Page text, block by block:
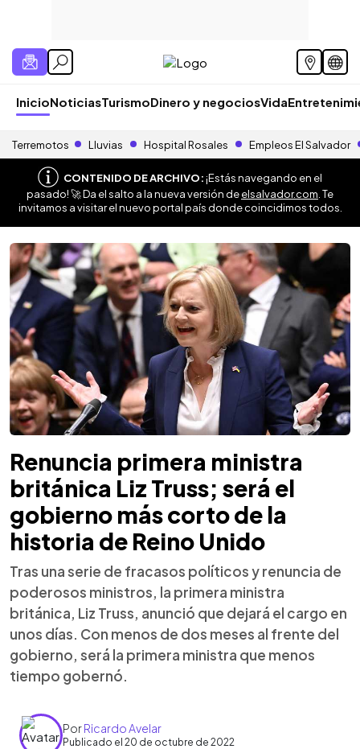
InicioNoticiasTurismoDinero y negociosVida
Terremotos Lluvias Hospital Rosales Empleos El Salvador
CONTENIDO DE ARCHIVO:¡Estás navegando en el
pasado! 🚀 Da el salto a la nueva versión deelsalvador.com . Te
invitamos a visitar el nuevo portal país donde coincidimos todos.
Renuncia primera ministra
británica Liz Truss; será el
gobierno más corto de la
historia de Reino Unido
Tras una serie de fracasos políticos y renuncia de
poderosos ministros, la primera ministra
británica, Liz Truss, anunció que dejará el cargo en
unos días. Con menos de dos meses al frente del
gobierno, será la primera ministra que menos
tiempo gobernó.
PorRicardo Avelar
Publicado el 20 de octubre de 2022